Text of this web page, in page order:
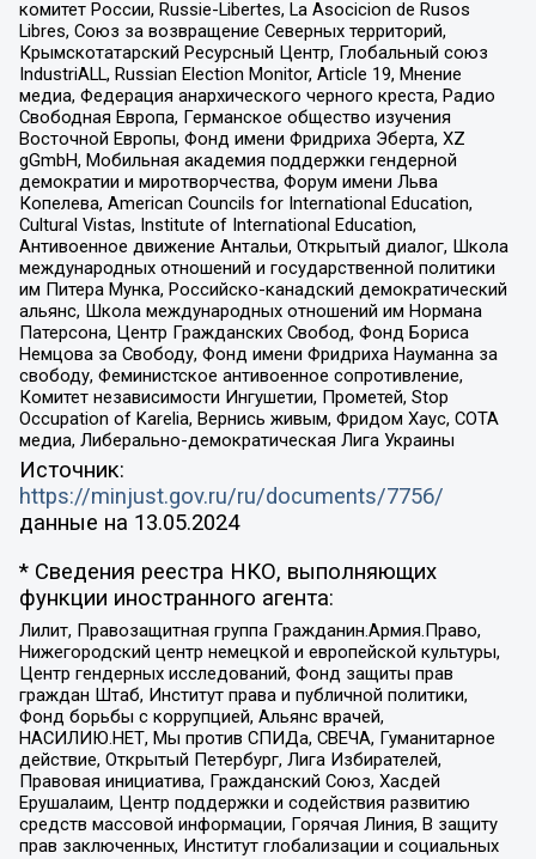
комитет России, Russie-Libertes, La Asocicion de Rusos
Libres, Союз за возвращение Северных территорий,
Крымскотатарский Ресурсный Центр, Глобальный союз
IndustriALL, Russian Election Monitor, Article 19, Мнение
медиа, Федерация анархического черного креста, Радио
Свободная Европа, Германское общество изучения
Восточной Европы, Фонд имени Фридриха Эберта, XZ
gGmbH, Мобильная академия поддержки гендерной
демократии и миротворчества, Форум имени Льва
Копелева, American Councils for International Education,
Cultural Vistas, Institute of International Education,
Антивоенное движение Антальи, Открытый диалог, Школа
международных отношений и государственной политики
им Питера Мунка, Российско-канадский демократический
альянс, Школа международных отношений им Нормана
Патерсона, Центр Гражданских Свобод, Фонд Бориса
Немцова за Свободу, Фонд имени Фридриха Науманна за
свободу, Феминистское антивоенное сопротивление,
Комитет независимости Ингушетии, Прометей, Stop
Occupation of Karelia, Вернись живым, Фридом Хаус, СОТА
медиа, Либерально-демократическая Лига Украины
Источник:
https://minjust.gov.ru/ru/documents/7756/
данные на 13.05.2024
* Сведения реестра НКО, выполняющих
функции иностранного агента:
Лилит, Правозащитная группа Гражданин.Армия.Право,
Нижегородский центр немецкой и европейской культуры,
Центр гендерных исследований, Фонд защиты прав
граждан Штаб, Институт права и публичной политики,
Фонд борьбы с коррупцией, Альянс врачей,
НАСИЛИЮ.НЕТ, Мы против СПИДа, СВЕЧА, Гуманитарное
действие, Открытый Петербург, Лига Избирателей,
Правовая инициатива, Гражданский Союз, Хасдей
Ерушалаим, Центр поддержки и содействия развитию
средств массовой информации, Горячая Линия, В защиту
прав заключенных, Институт глобализации и социальных